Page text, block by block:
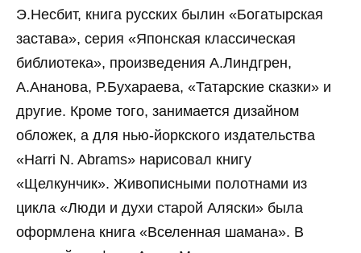
Э.Несбит, книга русских былин «Богатырская
застава», серия «Японская классическая
библиотека», произведения А.Линдгрен,
А.Ананова, Р.Бухараева, «Татарские сказки» и
другие. Кроме того, занимается дизайном
обложек, а для нью-йоркского издательства
«Harri N. Abrams» нарисовал книгу
«Щелкунчик». Живописными полотнами из
цикла «Люди и духи старой Аляски» была
оформлена книга «Вселенная шамана». В